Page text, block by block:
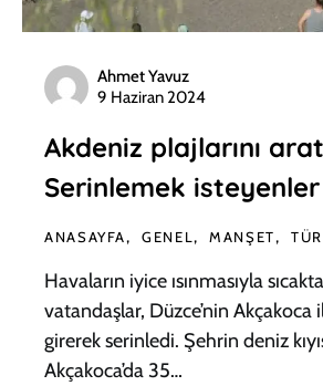
Ahmet Yavuz
9 Haziran 2024
Akdeniz plajlarını
Serinlemek
ANASAYFA GENEL MANŞET
Havaların iyice ısınmasıyla
vatandaşlar, Düzce’nin Akçakoca
girerek serinledi. Şehrin deniz
Akçakoca’da 35…